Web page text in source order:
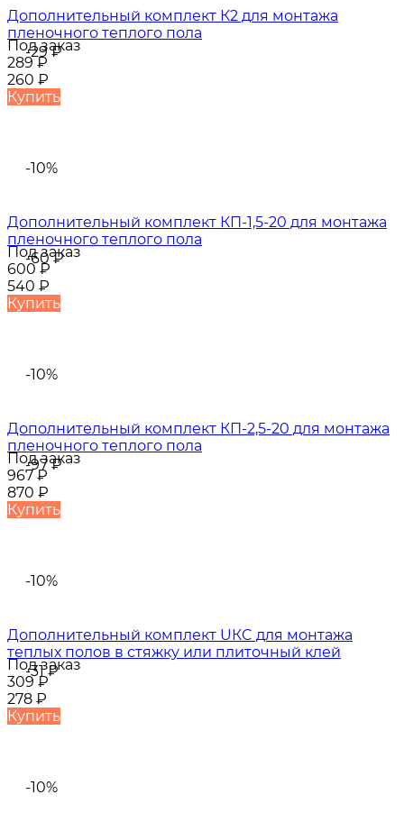
-29₽
Дополнительный комплект К2 для монтажа
пленочного теплого пола
Под заказ
289₽
260 ₽
Купить
-10%
-60₽
Дополнительный комплект КП-1,5-20 для монтажа
пленочного теплого пола
Под заказ
600₽
540 ₽
Купить
-10%
-97₽
Дополнительный комплект КП-2,5-20 для монтажа
пленочного теплого пола
Под заказ
967₽
870 ₽
Купить
-10%
-31₽
Дополнительный комплект UКC для монтажа
теплых полов в стяжку или плиточный клей
Под заказ
309₽
278 ₽
Купить
-10%